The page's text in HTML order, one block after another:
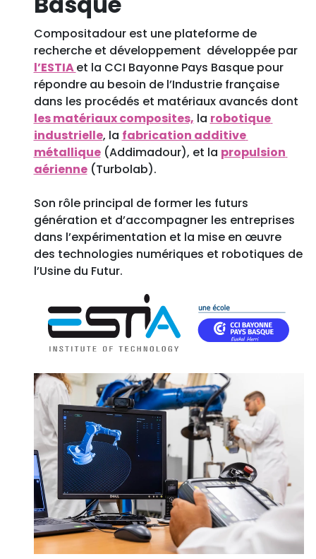
Compositadour est une plateforme de
recherche et développement  développée par
l’ESTIA et la CCI Bayonne Pays Basque pour
répondre au besoin de l’Industrie française
les matériaux composites, la robotique
industrielle, la fabrication additive
métallique (Addimadour), et la propulsion
aérienne (Turbolab).
Son rôle principal de former les futurs
génération et d’accompagner les entreprises
dans l’expérimentation et la mise en œuvre
des technologies numériques et robotiques de
l’Usine du Futur.